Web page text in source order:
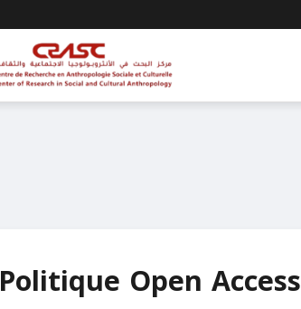
Politique Open Access